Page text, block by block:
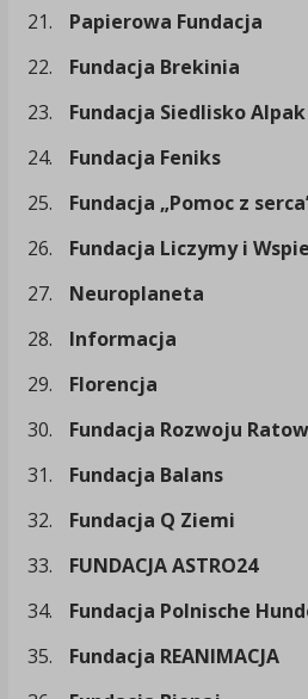
21.
Papierowa Fundacja
22.
Fundacja Brekinia
23.
Fundacja Siedlisko Alpak
24.
Fundacja Feniks
25.
Fundacja „Pomoc z
26.
Fundacja Liczymy i
27.
Neuroplaneta
28.
Informacja
29.
Florencja
30.
Fundacja Rozwoju
31.
Fundacja Balans
32.
Fundacja Q Ziemi
33.
FUNDACJA ASTRO24
34.
Fundacja Polnische
35.
Fundacja REANIMACJA